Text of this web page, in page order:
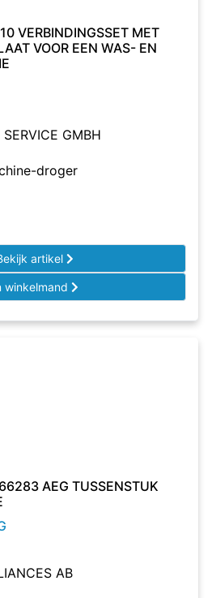
VERBINDINGSSET MET
VOOR EEN WAS- EN
GMBH
droger
artikel
winkelmand
AEG TUSSENSTUK
AB